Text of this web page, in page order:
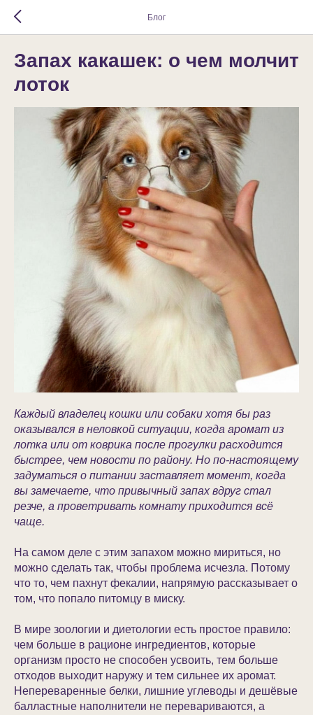
Блог
Запах какашек: о чем молчит
лоток
Каждый владелец кошки или собаки хотя бы раз
оказывался в неловкой ситуации, когда аромат из
лотка или от коврика после прогулки расходится
быстрее, чем новости по району. Но по-настоящему
задуматься о питании заставляет момент, когда
вы замечаете, что привычный запах вдруг стал
резче, а проветривать комнату приходится всё
чаще.
На самом деле с этим запахом можно мириться, но
можно сделать так, чтобы проблема исчезла. Потому
что то, чем пахнут фекалии, напрямую рассказывает о
том, что попало питомцу в миску.
В мире зоологии и диетологии есть простое правило:
чем больше в рационе ингредиентов, которые
организм просто не способен усвоить, тем больше
отходов выходит наружу и тем сильнее их аромат.
Непереваренные белки, лишние углеводы и дешёвые
балластные наполнители не перевариваются, а